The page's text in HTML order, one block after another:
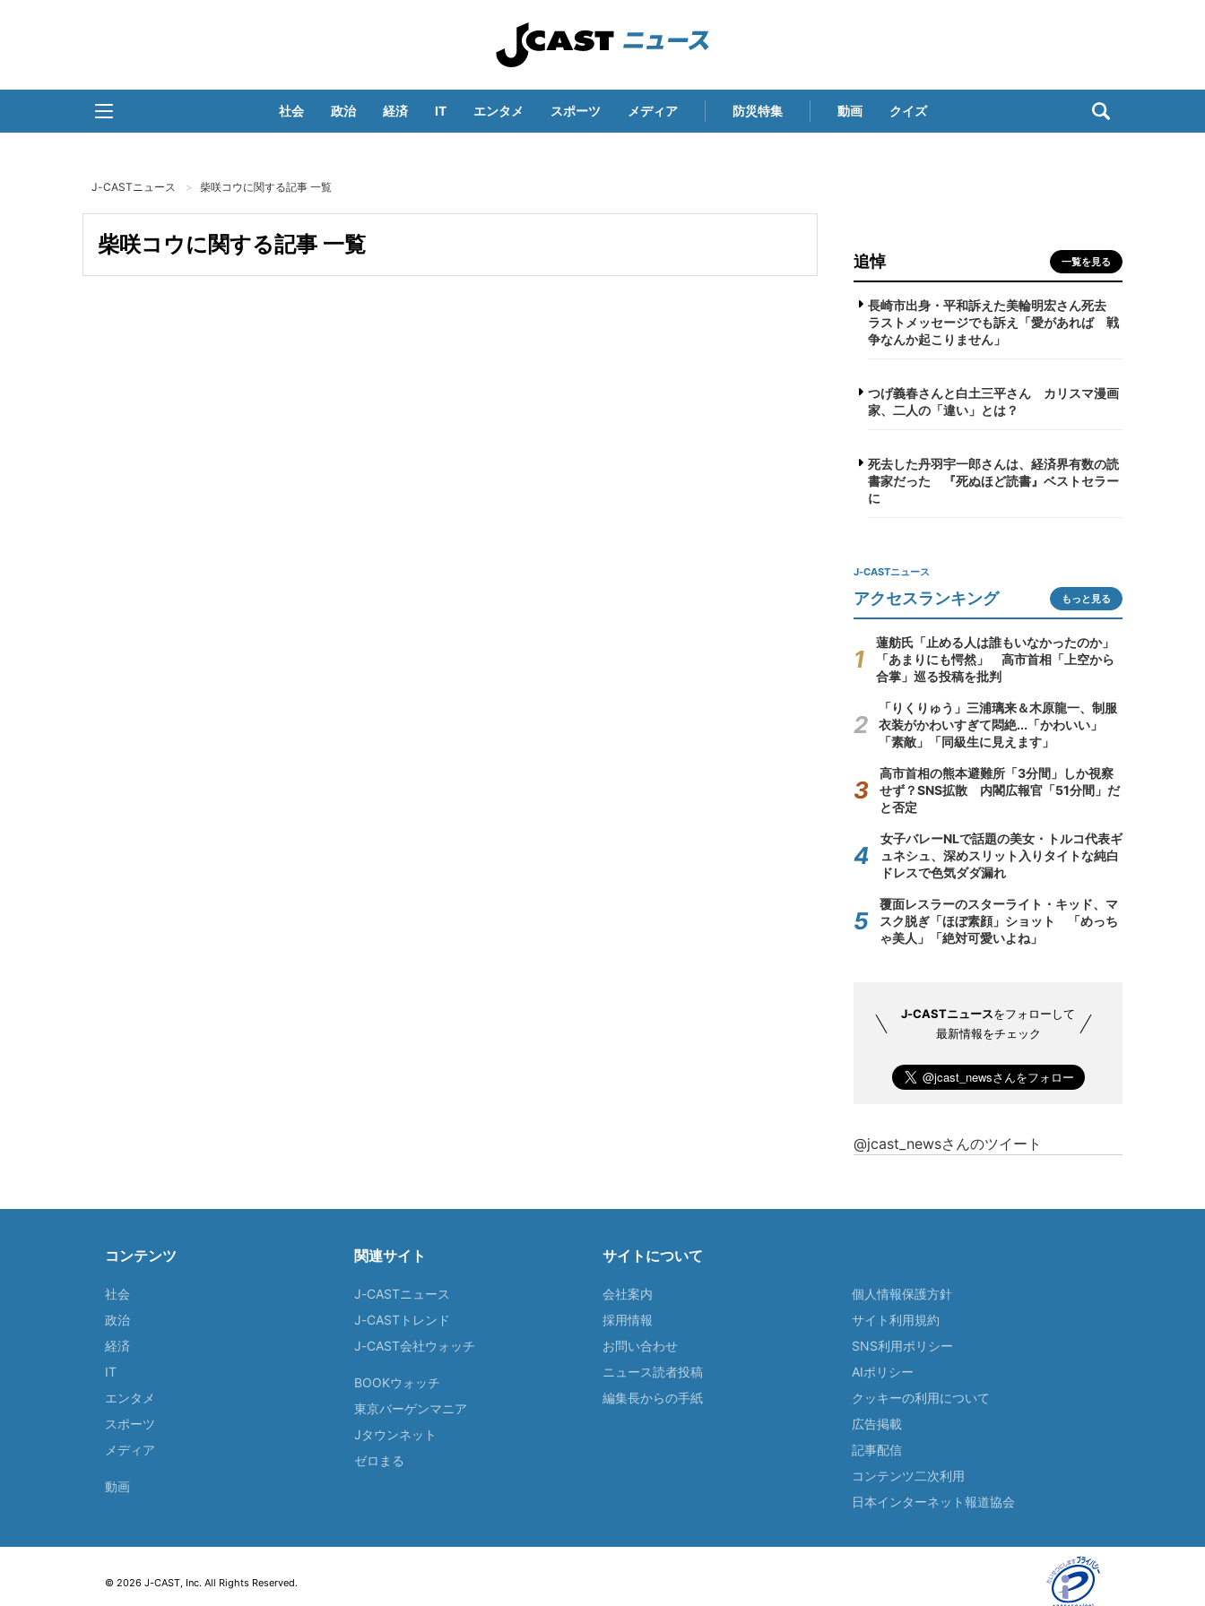
社会 政治 経済 IT エンタメ スポーツ メディア 防災特集 動画 クイズ
J-CASTニュース 柴咲コウに関する記事 一覧
柴咲コウに関する記事 一覧
追悼 一覧を見る
長崎市出身・平和訴えた美輪明宏さん死去
ラストメッセージでも訴え「愛があれば 戦
争なんか起こりません」
つげ義春さんと白土三平さん カリスマ漫画
家、二人の「違い」とは？
死去した丹羽宇一郎さんは、経済界有数の読
書家だった 『死ぬほど読書』ベストセラー
に
J-CASTニュース
アクセスランキング もっと見る
蓮舫氏「止める人は誰もいなかったのか」
「あまりにも愕然」 高市首相「上空から
合掌」巡る投稿を批判
「りくりゅう」三浦璃来＆木原龍一、制服
衣装がかわいすぎて悶絶...「かわいい」
「素敵」「同級生に見えます」
高市首相の熊本避難所「3分間」しか視察
せず？SNS拡散 内閣広報官「51分間」だ
と否定
女子バレーNLで話題の美女・トルコ代表ギ
ュネシュ、深めスリット入りタイトな純白
ドレスで色気ダダ漏れ
覆面レスラーのスターライト・キッド、マ
スク脱ぎ「ほぼ素顔」ショット 「めっち
ゃ美人」「絶対可愛いよね」
J-CASTニュースをフォローして
最新情報をチェック
@jcast_newsさんのツイート
コンテンツ
社会
政治
経済
IT
エンタメ
スポーツ
メディア
動画
関連サイト
J-CASTニュース
J-CASTトレンド
J-CAST会社ウォッチ
BOOKウォッチ
東京バーゲンマニア
Jタウンネット
ゼロまる
サイトについて
会社案内
採用情報
お問い合わせ
ニュース読者投稿
編集長からの手紙
個人情報保護方針
サイト利用規約
SNS利用ポリシー
AIポリシー
クッキーの利用について
広告掲載
記事配信
コンテンツ二次利用
日本インターネット報道協会
© 2026 J-CAST, Inc. All Rights Reserved.